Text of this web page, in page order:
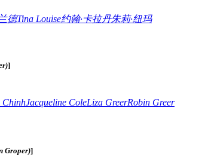
德Tina Louise约翰·卡拉丹朱莉·纽玛
]
ChinhJacqueline ColeLiza GreerRobin Greer
Groper)]